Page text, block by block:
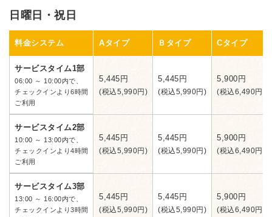
日曜日・祝日
料金システム Aタイプ Ｂタイプ Cタイプ
サービスタイム1部
06:00 ～ 10:00内で、
チェックインより6時間
ご利用
5,445円
(税込5,990円)
5,445円
(税込5,990円)
5,900円
(税込6,490円)
サービスタイム2部
10:00 ～ 13:00内で、
チェックインより4時間
ご利用
5,445円
(税込5,990円)
5,445円
(税込5,990円)
5,900円
(税込6,490円)
サービスタイム3部
13:00 ～ 16:00内で、
チェックインより3時間
5,445円
(税込5,990円)
5,445円
(税込5,990円)
5,900円
(税込6,490円)